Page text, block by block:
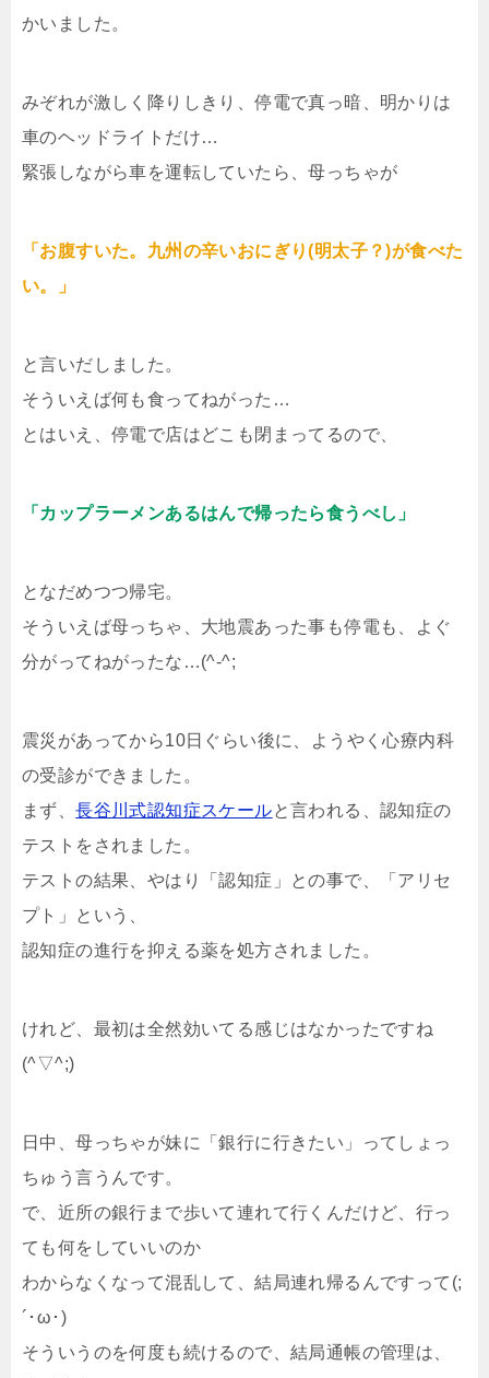
かいました。
みぞれが激しく降りしきり、停電で真っ暗、明かりは
車のヘッドライトだけ…
緊張しながら車を運転していたら、母っちゃが
「お腹すいた。九州の辛いおにぎり(明太子？)が食べた
い。」
と言いだしました。
そういえば何も食ってねがった…
とはいえ、停電で店はどこも閉まってるので、
「カップラーメンあるはんで帰ったら食うべし」
となだめつつ帰宅。
そういえば母っちゃ、大地震あった事も停電も、よぐ
分がってねがったな…(^-^;
震災があってから10日ぐらい後に、ようやく心療内科
の受診ができました。
まず、長谷川式認知症スケールと言われる、認知症の
テストをされました。
テストの結果、やはり「認知症」との事で、「アリセ
プト」という、
認知症の進行を抑える薬を処方されました。
けれど、最初は全然効いてる感じはなかったですね
(^▽^;)
日中、母っちゃが妹に「銀行に行きたい」ってしょっ
ちゅう言うんです。
で、近所の銀行まで歩いて連れて行くんだけど、行っ
ても何をしていいのか
わからなくなって混乱して、結局連れ帰るんですって(;
´･ω･)
そういうのを何度も続けるので、結局通帳の管理は、